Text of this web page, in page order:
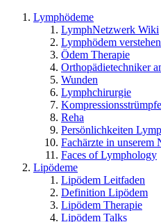
Lymphödeme
LymphNetzwerk Wiki
Lymphödem
Ödem Therapie
Orthopädietechniker
Wunden
Lymphchirurgie
Kompressionsstrümpfe
Reha
Persönlichkeiten
Fachärzte in unserem
Faces of Lymphology
Lipödeme
Lipödem Leitfaden
Definition Lipödem
Lipödem Therapie
Lipödem Talks